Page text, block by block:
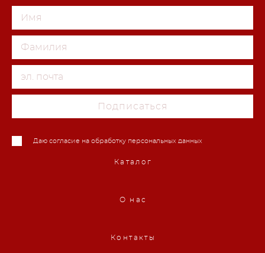
Подписаться
Даю согласие на обработку персональных данных
Каталог
О нас
Контакты